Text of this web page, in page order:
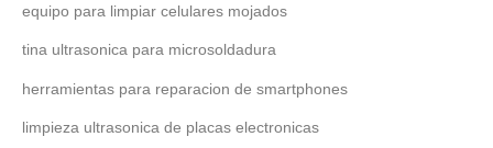
equipo para limpiar celulares mojados
tina ultrasonica para microsoldadura
herramientas para reparacion de smartphones
limpieza ultrasonica de placas electronicas